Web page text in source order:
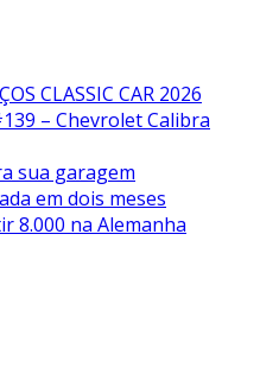
CLASSIC CAR 2026
– Chevrolet Calibra
sua garagem
em dois meses
8.000 na Alemanha